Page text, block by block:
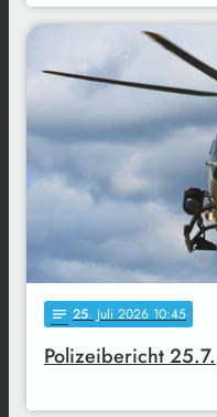
notes 25. Juli 2026 10:45
Polizeibericht 25.7.